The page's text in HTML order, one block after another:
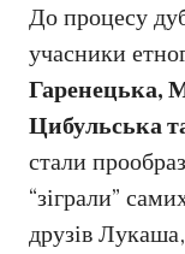
До процесу
учасники
Гаренецька,
Цибульська
стали
“зіграли”
друзів